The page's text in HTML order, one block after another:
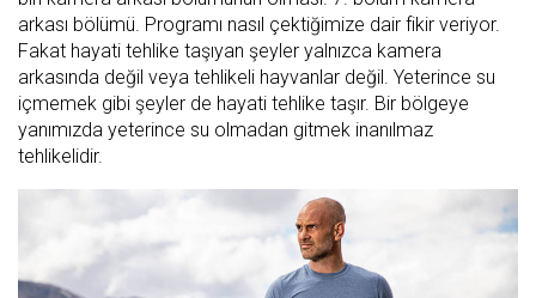
arkası bölümü. Programı nasıl çektiğimize dair fikir veriyor.
Fakat hayati tehlike taşıyan şeyler yalnızca kamera
arkasında değil veya tehlikeli hayvanlar değil. Yeterince su
içmemek gibi şeyler de hayati tehlike taşır. Bir bölgeye
yanımızda yeterince su olmadan gitmek inanılmaz
tehlikelidir.